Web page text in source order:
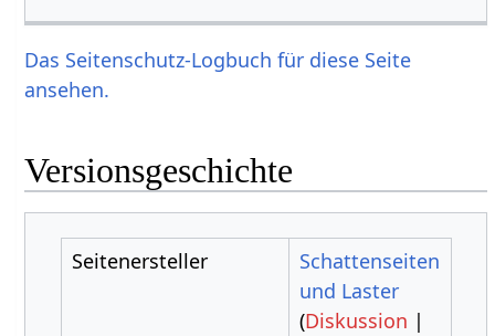
Das Seitenschutz-Logbuch für diese Seite
ansehen.
Versionsgeschichte
Seitenersteller
Schattenseiten
und Laster
(Diskussion |